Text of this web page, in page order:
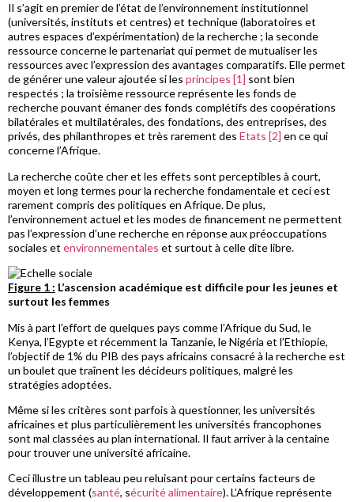
Il s’agit en premier de l’état de l’environnement institutionnel
(universités, instituts et centres) et technique (laboratoires et
autres espaces d’expérimentation) de la recherche ; la seconde
ressource concerne le partenariat qui permet de mutualiser les
ressources avec l’expression des avantages comparatifs. Elle permet
de générer une valeur ajoutée si les principes [1] sont bien
respectés ; la troisième ressource représente les fonds de
recherche pouvant émaner des fonds complétifs des coopérations
bilatérales et multilatérales, des fondations, des entreprises, des
privés, des philanthropes et très rarement des Etats [2] en ce qui
concerne l’Afrique.
La recherche coûte cher et les effets sont perceptibles à court,
moyen et long termes pour la recherche fondamentale et ceci est
rarement compris des politiques en Afrique. De plus,
l’environnement actuel et les modes de financement ne permettent
pas l’expression d’une recherche en réponse aux préoccupations
sociales et environnementales et surtout à celle dite libre.
Figure 1 : L’ascension académique est difficile pour les jeunes et
surtout les femmes
Mis à part l’effort de quelques pays comme l’Afrique du Sud, le
Kenya, l’Egypte et récemment la Tanzanie, le Nigéria et l’Ethiopie,
l’objectif de 1% du PIB des pays africains consacré à la recherche est
un boulet que traînent les décideurs politiques, malgré les
stratégies adoptées.
Même si les critères sont parfois à questionner, les universités
africaines et plus particulièrement les universités francophones
sont mal classées au plan international. Il faut arriver à la centaine
pour trouver une université africaine.
Ceci illustre un tableau peu reluisant pour certains facteurs de
développement (santé, sécurité alimentaire). L’Afrique représente